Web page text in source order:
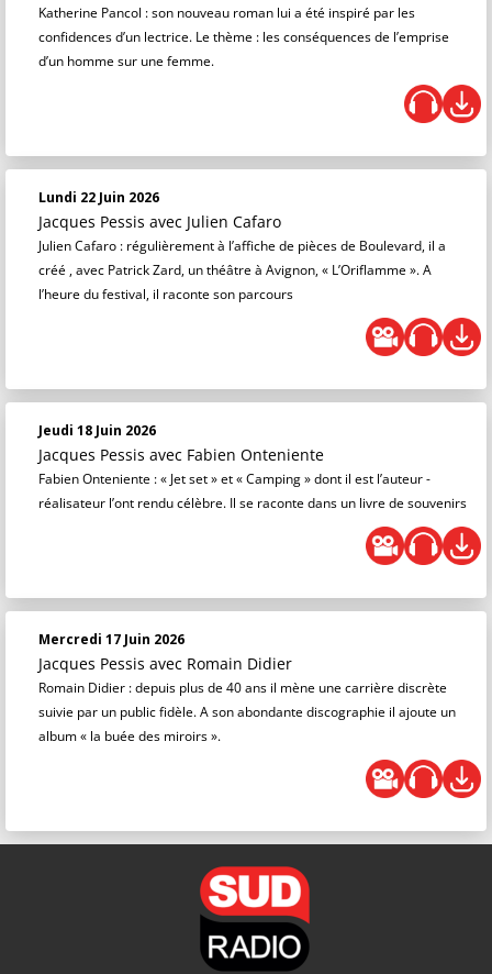
Katherine Pancol : son nouveau roman lui a été inspiré par les
confidences d’un lectrice. Le thème : les conséquences de l’emprise
d’un homme sur une femme.
Lundi 22 Juin 2026
Jacques Pessis avec Julien Cafaro
Julien Cafaro : régulièrement à l’affiche de pièces de Boulevard, il a
créé , avec Patrick Zard, un théâtre à Avignon, « L’Oriflamme ». A
l’heure du festival, il raconte son parcours
Jeudi 18 Juin 2026
Jacques Pessis avec Fabien Onteniente
Fabien Onteniente : « Jet set » et « Camping » dont il est l’auteur -
réalisateur l’ont rendu célèbre. Il se raconte dans un livre de souvenirs
Mercredi 17 Juin 2026
Jacques Pessis avec Romain Didier
Romain Didier : depuis plus de 40 ans il mène une carrière discrète
suivie par un public fidèle. A son abondante discographie il ajoute un
album « la buée des miroirs ».